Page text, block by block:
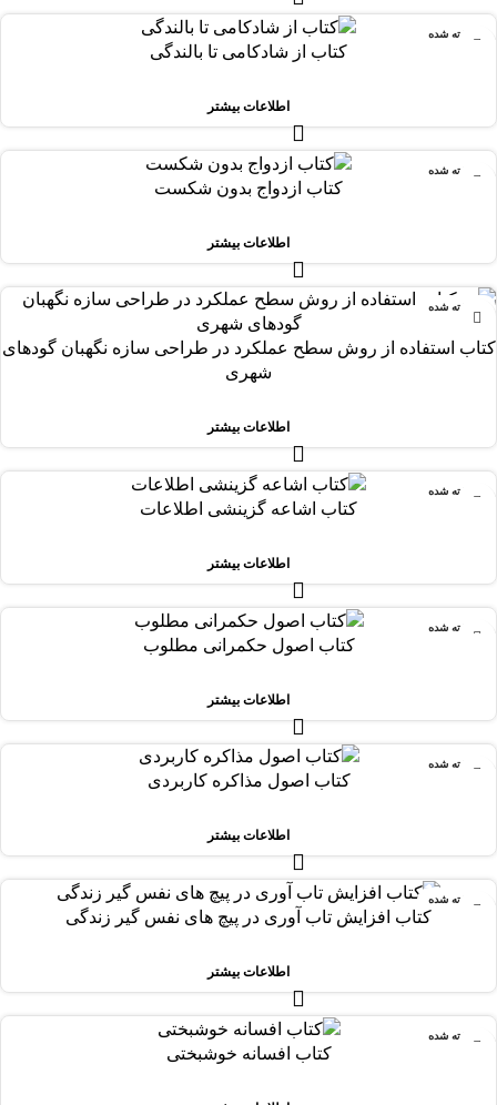
فروخته شده
کتاب از شادکامی تا بالندگی
اطلاعات بیشتر
فروخته شده
کتاب ازدواج بدون شکست
اطلاعات بیشتر
فروخته شده
کتاب استفاده از روش سطح عملکرد در طراحی سازه نگهبان گودهای
شهری
اطلاعات بیشتر
فروخته شده
کتاب اشاعه گزینشی اطلاعات
اطلاعات بیشتر
فروخته شده
کتاب اصول حکمرانی مطلوب‏‫‏‫
اطلاعات بیشتر
فروخته شده
کتاب اصول مذاکره کاربردی
اطلاعات بیشتر
فروخته شده
کتاب افزایش تاب آوری در پیچ های نفس گیر زندگی
اطلاعات بیشتر
فروخته شده
کتاب افسانه خوشبختی